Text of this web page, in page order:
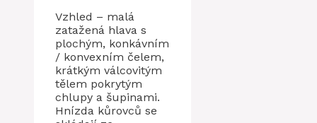
Vzhled – malá
zatažená hlava s
plochým, konkávním
/ konvexním čelem,
krátkým válcovitým
tělem pokrytým
chlupy a šupinami.
Hnízda kůrovců se